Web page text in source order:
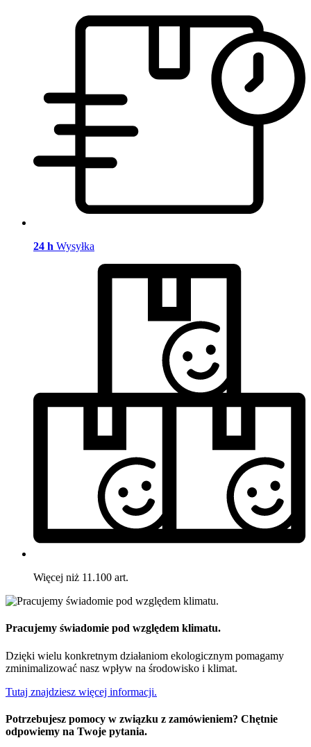
24 h Wysyłka
Więcej niż 11.100 art.
Pracujemy świadomie pod względem klimatu.
Dzięki wielu konkretnym działaniom ekologicznym pomagamy
zminimalizować nasz wpływ na środowisko i klimat.
Tutaj znajdziesz więcej informacji.
Potrzebujesz pomocy w związku z zamówieniem? Chętnie
odpowiemy na Twoje pytania.